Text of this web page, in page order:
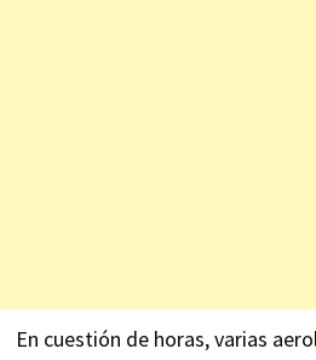
En cuestión de horas, varias